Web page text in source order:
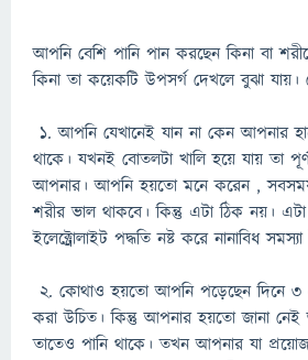
আপনি বেশি পানি পান করছেন কিনা বা
কিনা তা কয়েকটি উপসর্গ দেখলে বুঝা যায়।
১. আপনি যেখানেই যান না কেন আপনার
থাকে। যখনই বোতলটা খালি হয়ে যায় তা
আপনার। আপনি হয়তো মনে করেন ,
শরীর ভাল থাকবে। কিন্তু এটা ঠিক নয়।
ইলেক্ট্রোলাইট পদ্ধতি নষ্ট করে নানাবিধ
২. কোথাও হয়তো আপনি পড়েছেন দিনে ৩
করা উচিত। কিন্তু আপনার হয়তো জানা নেই
তাতেও পানি থাকে। তখন আপনার যা